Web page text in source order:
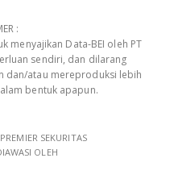
:
menyajikan Data-BEI oleh PT
sendiri, dan dilarang
dan/atau mereproduksi lebih
bentuk apapun.
SEKURITAS
OLEH